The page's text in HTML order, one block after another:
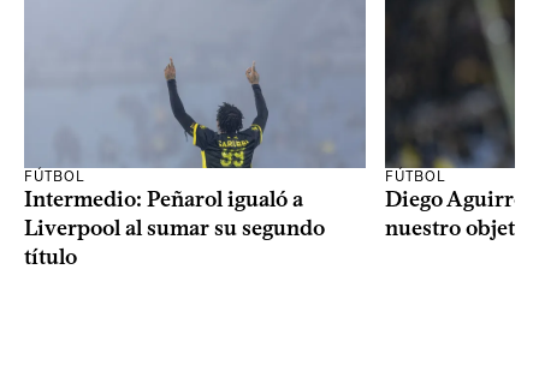
FÚTBOL
Intermedio: Peñarol igualó a
Liverpool al sumar su segundo
título
FÚTBOL
Diego Aguirre:
nuestro